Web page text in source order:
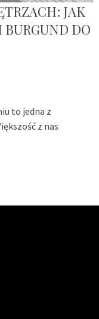
JAK
BURGUND DO
to jedna z
z nas